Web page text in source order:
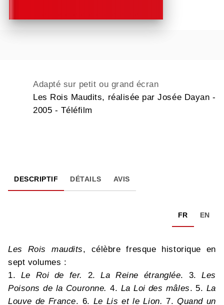
Adapté sur petit ou grand écran
Les Rois Maudits, réalisée par Josée Dayan -
2005 - Téléfilm
DESCRIPTIF DÉTAILS AVIS
FR EN
Les Rois maudits, célèbre fresque historique en
sept volumes :
1. Le Roi de fer. 2.La Reine étranglée. 3.Les
Poisons de la Couronne. 4. La Loi des mâles. 5. La
Louve de France. 6. Le Lis et le Lion. 7.Quand un